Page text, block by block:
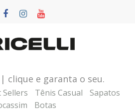
clique e garanta o seu.
Sellers Tênis Casual
Sapatos
Botas